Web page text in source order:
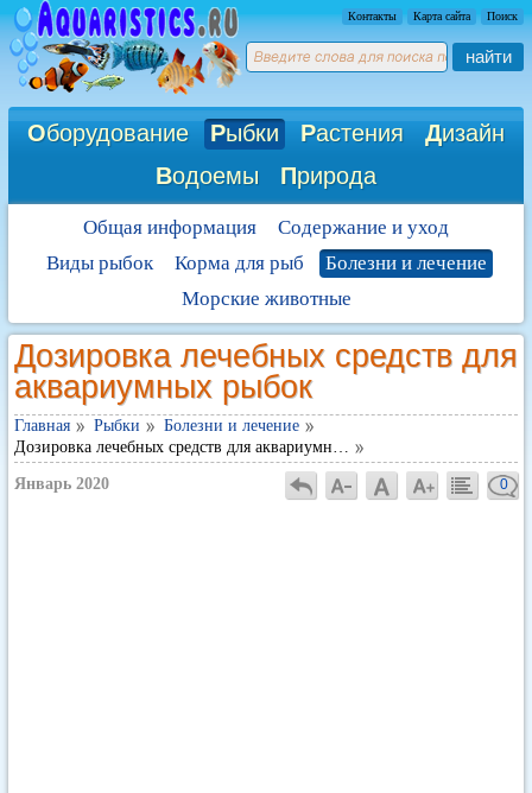
Контакты Карта сайта Поиск
найти
Оборудование Рыбки Растения Дизайн
Водоемы Природа
Общая информация
Содержание и уход
Виды рыбок
Корма для рыб
Болезни и лечение
Морские животные
Дозировка лечебных средств для
аквариумных рыбок
Главная Рыбки
Болезни и лечение
Дозировка лечебных средств для аквариумн…
Январь 2020 0